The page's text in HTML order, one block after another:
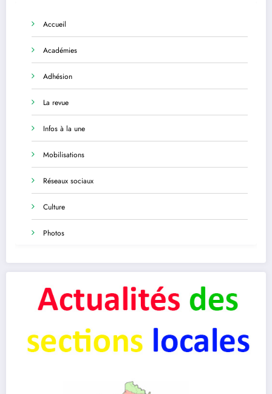
Accueil
Académies
Adhésion
La revue
Infos à la une
Mobilisations
Réseaux sociaux
Culture
Photos